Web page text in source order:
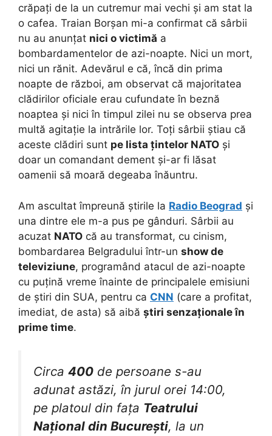
crăpați de la un cutremur mai vechi și am stat la
o cafea. Traian Borșan mi-a confirmat că sârbii
nu au anunțat nici o victimă a
bombardamentelor de azi-noapte. Nici un mort,
nici un rănit. Adevărul e că, încă din prima
noapte de război, am observat că majoritatea
clădirilor oficiale erau cufundate în beznă
noaptea și nici în timpul zilei nu se observa prea
multă agitație la intrările lor. Toți sârbii știau că
aceste clădiri sunt pe lista țintelor NATO și
doar un comandant dement și-ar fi lăsat
oamenii să moară degeaba înăuntru.
Am ascultat împreună știrile la Radio Beograd și
una dintre ele m-a pus pe gânduri. Sârbii au
acuzat NATO că au transformat, cu cinism,
bombardarea Belgradului într-un show de
televiziune, programând atacul de azi-noapte
cu puțină vreme înainte de principalele emisiuni
de știri din SUA, pentru ca CNN (care a profitat,
imediat, de asta) să aibă știri senzaționale în
prime time.
Circa 400 de persoane s-au
adunat astăzi, în jurul orei 14:00,
pe platoul din fața Teatrului
Național din București, la un